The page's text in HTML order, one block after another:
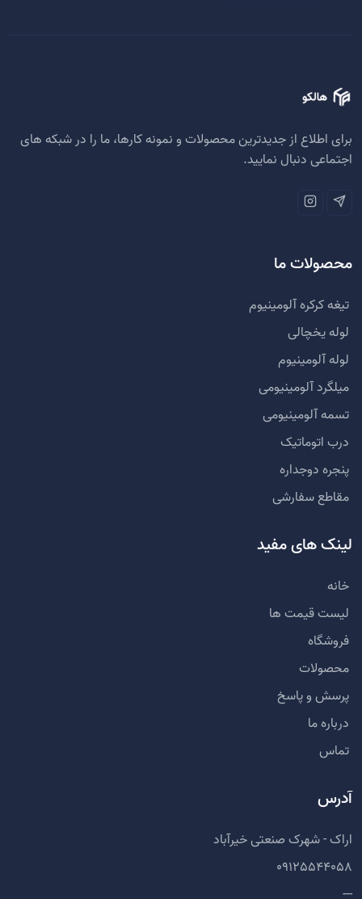
برای اطلاع از جدیدترین محصولات و نمونه کارها، ما را در شبکه های
اجتماعی دنبال نمایید.
محصولات ما
تیغه کرکره آلومینیوم
لوله یخچالی
لوله آلومینیوم
میلگرد آلومینیومی
تسمه آلومینیومی
درب اتوماتیک
پنجره دوجداره
مقاطع سفارشی
لینک های مفید
خانه
لیست قیمت ها
فروشگاه
محصولات
پرسش و پاسخ
درباره ما
تماس
آدرس
اراک - شهرک صنعتی خیرآباد
09125544058
---